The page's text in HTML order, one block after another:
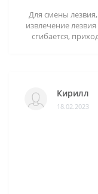
Для смены
извлечение
сгибается,
Кирилл
18.02.2023